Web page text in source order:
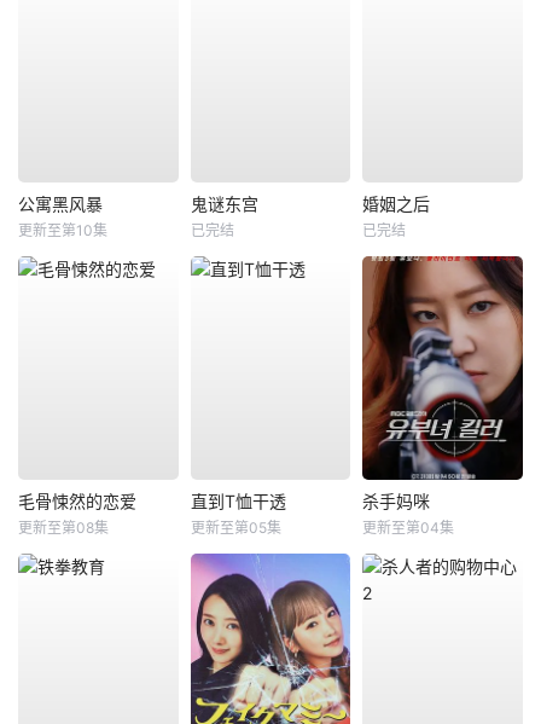
公寓黑风暴
更新至第10集
鬼谜东宫
已完结
婚姻之后
已完结
毛骨悚然的恋爱
更新至第08集
直到T恤干透
更新至第05集
杀手妈咪
更新至第04集